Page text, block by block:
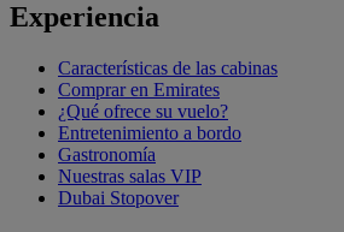
Experiencia
Características de las cabinas
Comprar en Emirates
¿Qué ofrece su vuelo?
Entretenimiento a bordo
Gastronomía
Nuestras salas VIP
Dubai Stopover